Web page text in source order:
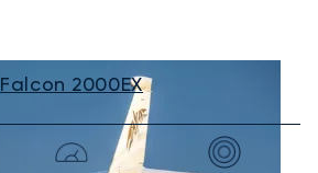
Falcon 2000EX